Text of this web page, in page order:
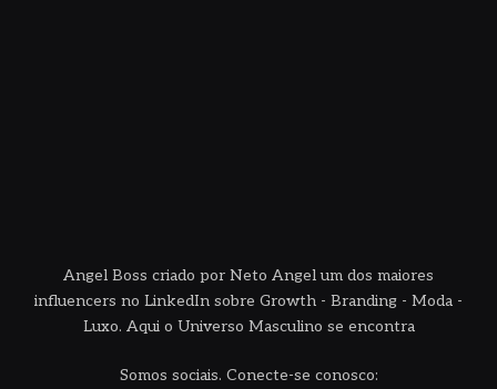
Angel Boss criado por Neto Angel um dos maiores
influencers no LinkedIn sobre Growth - Branding - Moda -
Luxo. Aqui o Universo Masculino se encontra
Somos sociais. Conecte-se conosco: